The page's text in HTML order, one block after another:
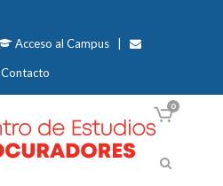
Acceso al Campus|
Contacto
0